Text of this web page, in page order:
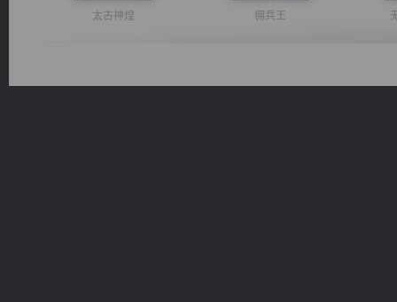
太古神煌 佣兵王